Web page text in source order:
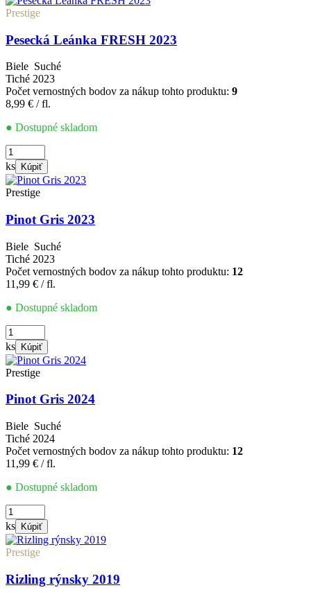
2021
Prestige
Pesecká Leánka FRESH 2023
Biele Suché
Tiché 2023
Počet vernostných bodov za nákup tohto produktu: 9
8,99 € / fl.
● Dostupné skladom
množstvo
Pesecká
Leánka
FRESH
2023
ks Kúpiť
Prestige
Pinot Gris 2023
Biele Suché
Tiché 2023
Počet vernostných bodov za nákup tohto produktu: 12
11,99 € / fl.
● Dostupné skladom
množstvo
Pinot
Gris
2023
ks Kúpiť
Prestige
Pinot Gris 2024
Biele Suché
Tiché 2024
Počet vernostných bodov za nákup tohto produktu: 12
11,99 € / fl.
● Dostupné skladom
množstvo
Pinot
Gris
2024
ks Kúpiť
Prestige
Rizling rýnsky 2019